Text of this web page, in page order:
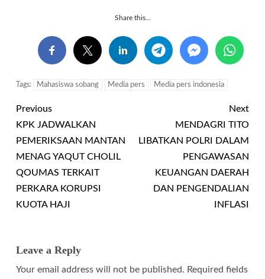
Share this...
Tags: Mahasiswa sobang Media pers Media pers indonesia
Previous
KPK JADWALKAN
PEMERIKSAAN MANTAN
MENAG YAQUT CHOLIL
QOUMAS TERKAIT
PERKARA KORUPSI
KUOTA HAJI
Next
MENDAGRI TITO
LIBATKAN POLRI DALAM
PENGAWASAN
KEUANGAN DAERAH
DAN PENGENDALIAN
INFLASI
Leave a Reply
Your email address will not be published. Required fields